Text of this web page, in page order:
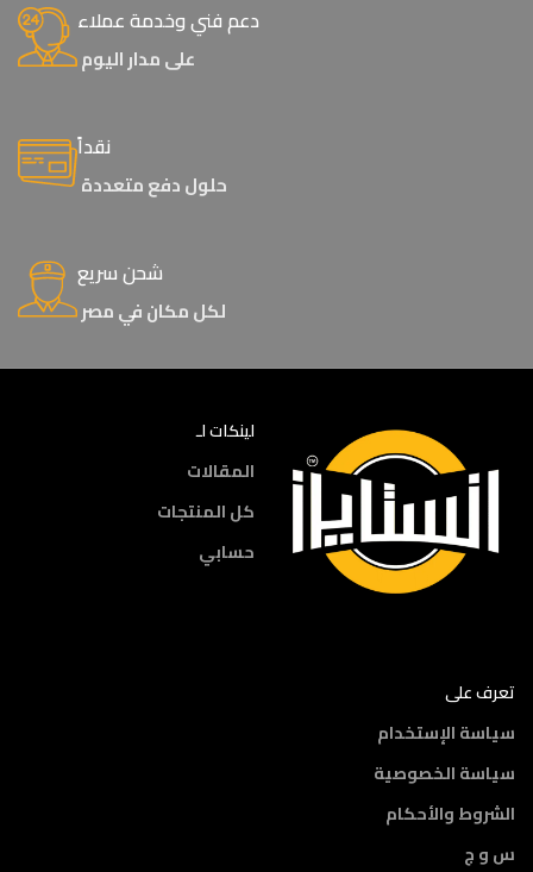
دعم فني وخدمة عملاء
على مدار اليوم
نقداً
حلول دفع متعددة
شحن سريع
لكل مكان في مصر
لينكات لـ
المقالات
كل المنتجات
حسابي
تعرف على
سياسة الإستخدام
سياسة الخصوصية
الشروط والأحكام
س و ج